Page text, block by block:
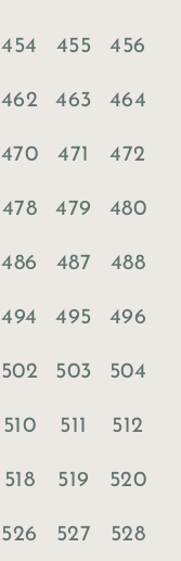
454 455 456
462 463 464
470 471 472
478 479 480
486 487 488
494 495 496
502 503 504
510 511 512
518 519 520
526 527 528